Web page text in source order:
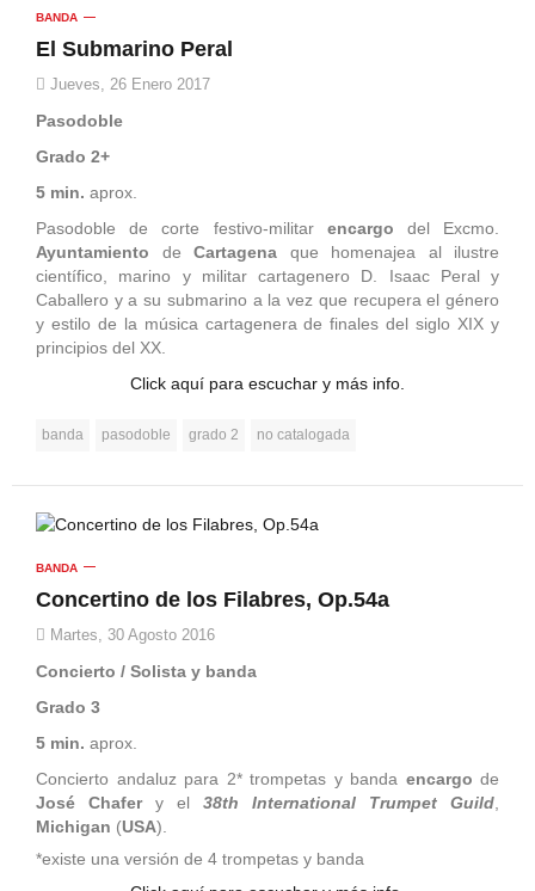
BANDA
El Submarino Peral
Jueves, 26 Enero 2017
Pasodoble
Grado 2+
5 min. aprox.
Pasodoble de corte festivo-militar encargo del Excmo.
Ayuntamiento de Cartagena que homenajea al ilustre
científico, marino y militar cartagenero D. Isaac Peral y
Caballero y a su submarino a la vez que recupera el género
y estilo de la música cartagenera de finales del siglo XIX y
principios del XX.
Click aquí para escuchar y más info.
banda pasodoble grado 2 no catalogada
BANDA
Concertino de los Filabres, Op.54a
Martes, 30 Agosto 2016
Concierto / Solista y banda
Grado 3
5 min. aprox.
Concierto andaluz para 2* trompetas y banda encargo de
José Chafery el 38th International Trumpet Guild
Michigan (USA).
*existe una versión de 4 trompetas y banda